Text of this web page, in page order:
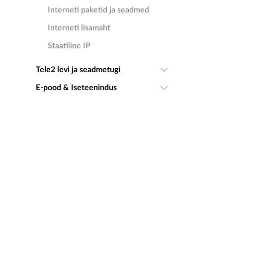
Interneti paketid ja seadmed
Interneti lisamaht
Staatiline IP
Tele2 levi ja seadmetugi
E-pood & Iseteenindus